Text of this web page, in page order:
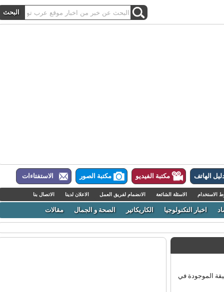
الهاتف مكتبة الفيديو مكتبة الصور الاستفتاءات
الاسئلة الشائعة الانضمام لفريق العمل الاعلان لدينا الاتصال بنا
اخبار التكنولوجيا الكاريكاتير الصحة و الجمال مقالات
الموجودة في